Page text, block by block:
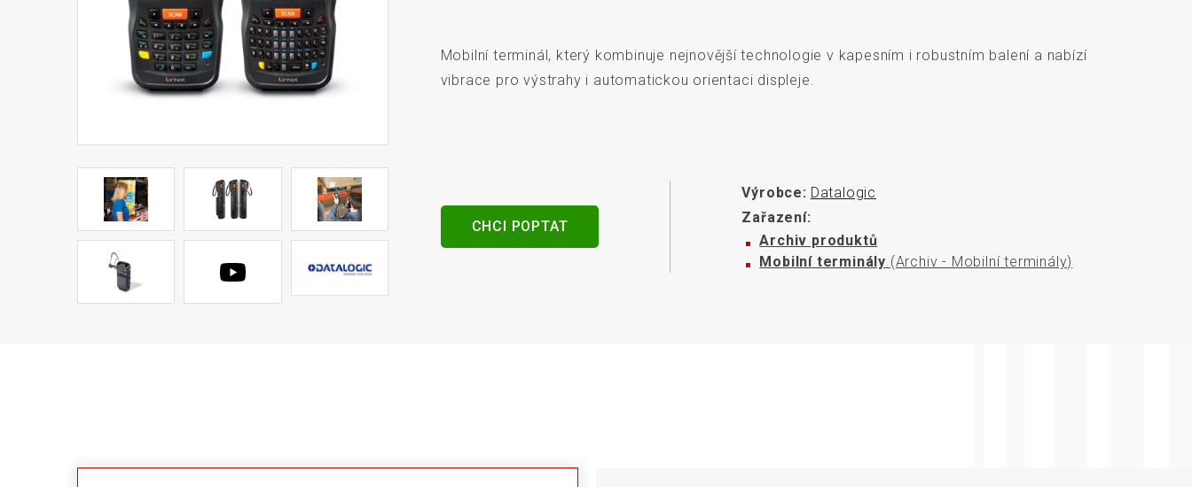
Mobilní terminál, který kombinuje nejnovější technologie v kapesním i robustním balení a nabízí
vibrace pro výstrahy i automatickou orientaci displeje.
CHCI POPTAT
Výrobce: Datalogic
Zařazení:
Archiv produktů
Mobilní terminály (Archiv - Mobilní terminály)